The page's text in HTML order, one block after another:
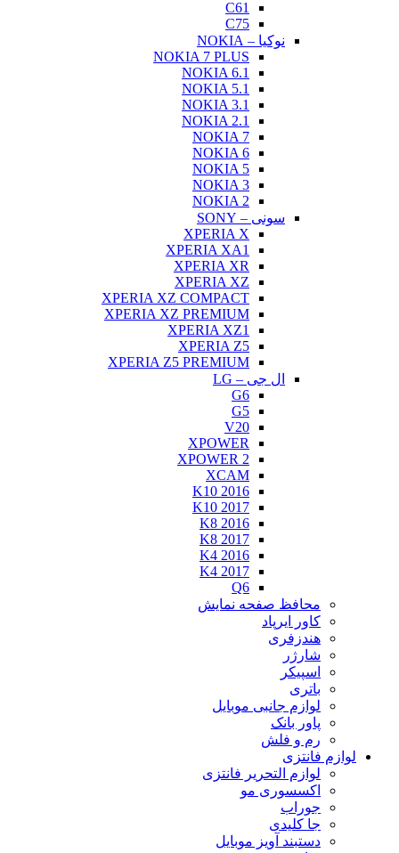
نوکیا – NOKIA
NOKIA 7 PLUS
NOKIA 6.1
NOKIA 5.1
NOKIA 3.1
NOKIA 2.1
NOKIA 7
NOKIA 6
NOKIA 5
NOKIA 3
NOKIA 2
سونی – SONY
XPERIA X
XPERIA XA1
XPERIA XR
XPERIA XZ
XPERIA XZ COMPACT
XPERIA XZ PREMIUM
XPERIA XZ1
XPERIA Z5
XPERIA Z5 PREMIUM
ال جی – LG
XPOWER
XPOWER 2
XCAM
K10 2016
K10 2017
K8 2016
K8 2017
K4 2016
K4 2017
محافظ صفحه نمایش
کاور ایرپاد
هندزفری
اسپیکر
لوازم جانبی موبایل
پاور بانک
رم و فلش
فانتزی
لوازم التحریر فانتزی
اکسسوری مو
جوراب
جا کلیدی
دستبند آویز موبایل